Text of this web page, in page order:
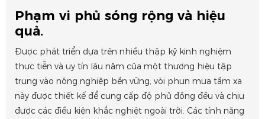
Phạm vi phủ sóng rộng và hiệu
quả.
Được phát triển dựa trên nhiều thập kỷ kinh nghiệm
thực tiễn và uy tín lâu năm của một thương hiệu tập
trung vào nông nghiệp bền vững, vòi phun mưa tầm xa
này được thiết kế để cung cấp độ phủ đồng đều và chịu
được các điều kiện khắc nghiệt ngoài trời. Các tính năng